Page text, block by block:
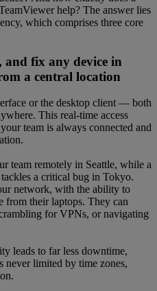
help? The answer lies
which comprises three core
and fix any device in
a central location
or the desktop client — both
This real-time access
team is always connected and
team remotely in Seattle, while a
a critical bug in Tokyo.
network, with the ability to
from their laptops. They can
for VPNs, or navigating
leads to far less downtime,
never limited by time zones,